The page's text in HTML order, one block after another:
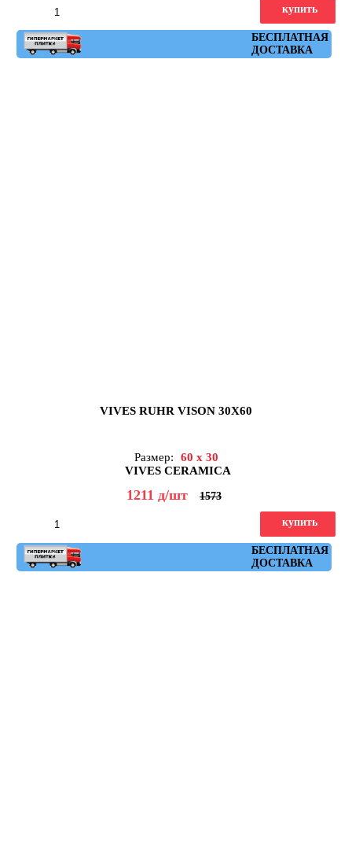
БЕСПЛАТНАЯ
ДОСТАВКА
купить
VIVES RUHR VISON 30X60
Размер:
60 x 30
VIVES CERAMICA
1211 д/шт 1573
БЕСПЛАТНАЯ
ДОСТАВКА
купить